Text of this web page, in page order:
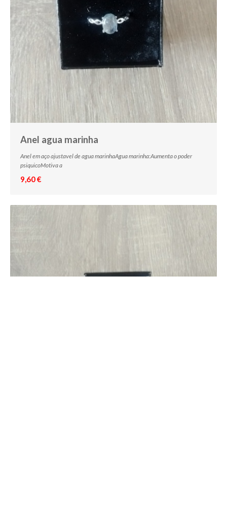
Anel agua marinha
Anel em aço ajustavel de agua marinhaAgua marinha:Aumenta o poder
psiquicoMotiva a
9,60 €